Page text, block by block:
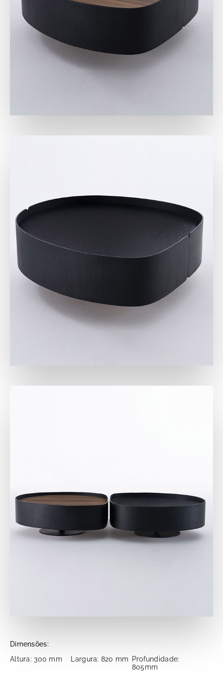
Dimensões:
Altura: 300 mm
Largura: 820 mm
Profundidade:
805mm